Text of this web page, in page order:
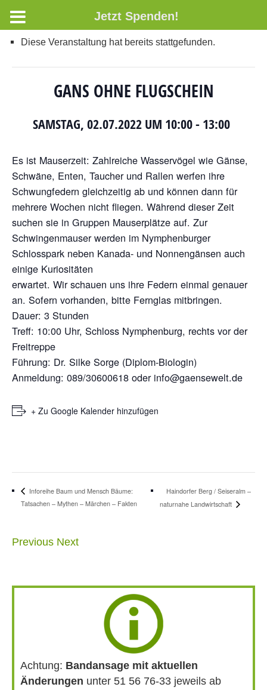
Diese Veranstaltung hat bereits stattgefunden.
GANS OHNE FLUGSCHEIN
SAMSTAG, 02.07.2022 UM 10:00- 13:00
Es ist Mauserzeit: Zahlreiche Wasservögel wie Gänse,
Schwäne, Enten, Taucher und Rallen werfen ihre
Schwungfedern gleichzeitig ab und können dann für
mehrere Wochen nicht fliegen. Während dieser Zeit
suchen sie in Gruppen Mauserplätze auf. Zur
Schwingenmauser werden im Nymphenburger
Schlosspark neben Kanada- und Nonnengänsen auch
einige Kuriositäten
erwartet. Wir schauen uns ihre Federn einmal genauer
an. Sofern vorhanden, bitte Fernglas mitbringen.
Dauer: 3 Stunden
Treff: 10:00 Uhr, Schloss Nymphenburg, rechts vor der
Freitreppe
Führung: Dr. Silke Sorge (Diplom-Biologin)
Anmeldung: 089/30600618 oder info@gaensewelt.de
+ Zu Google Kalender hinzufügen
Inforeihe Baum und Mensch Bäume:
Tatsachen – Mythen – Märchen – Fakten
Haindorfer Berg / Seiseralm –
naturnahe Landwirtschaft
Previous Next
Achtung: Bandansage mit aktuellen
Änderungen unter 51 56 76-33 jeweils ab
Jetzt Spenden!